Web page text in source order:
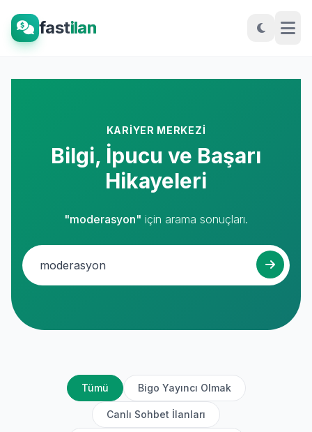
fastilan
KARIYER MERKEZI
Bilgi, İpucu ve Başarı
Hikayeleri
"moderasyon" için arama sonuçları.
Tümü Bigo Yayıncı Olmak
Canlı Sohbet İlanları